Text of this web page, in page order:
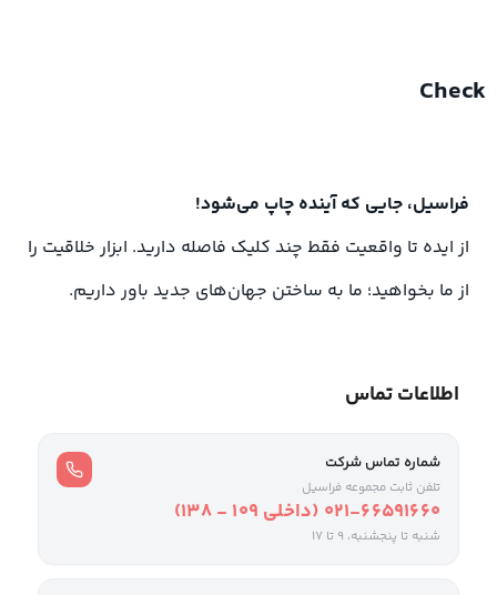
Check
فراسیل، جایی که آینده چاپ می‌شود!
از ایده تا واقعیت فقط چند کلیک فاصله دارید. ابزار خلاقیت را
از ما بخواهید؛ ما به ساختن جهان‌های جدید باور داریم.
اطلاعات تماس
شماره تماس شرکت
تلفن ثابت مجموعه فراسیل
021-66591660 (داخلی ۱۰۹ - ۱۳۸)
شنبه تا پنجشنبه، 9 تا ۱۷